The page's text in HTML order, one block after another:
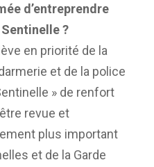
d’entreprendre
?
en priorité de la
et de la police
» de renfort
revue et
plus important
et de la Garde